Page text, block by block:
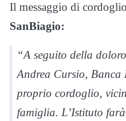
Il messaggio di
SanBiagio:
“A seguito della
Andrea Cursio, Banca
proprio cordoglio,
famiglia. L’Istituto